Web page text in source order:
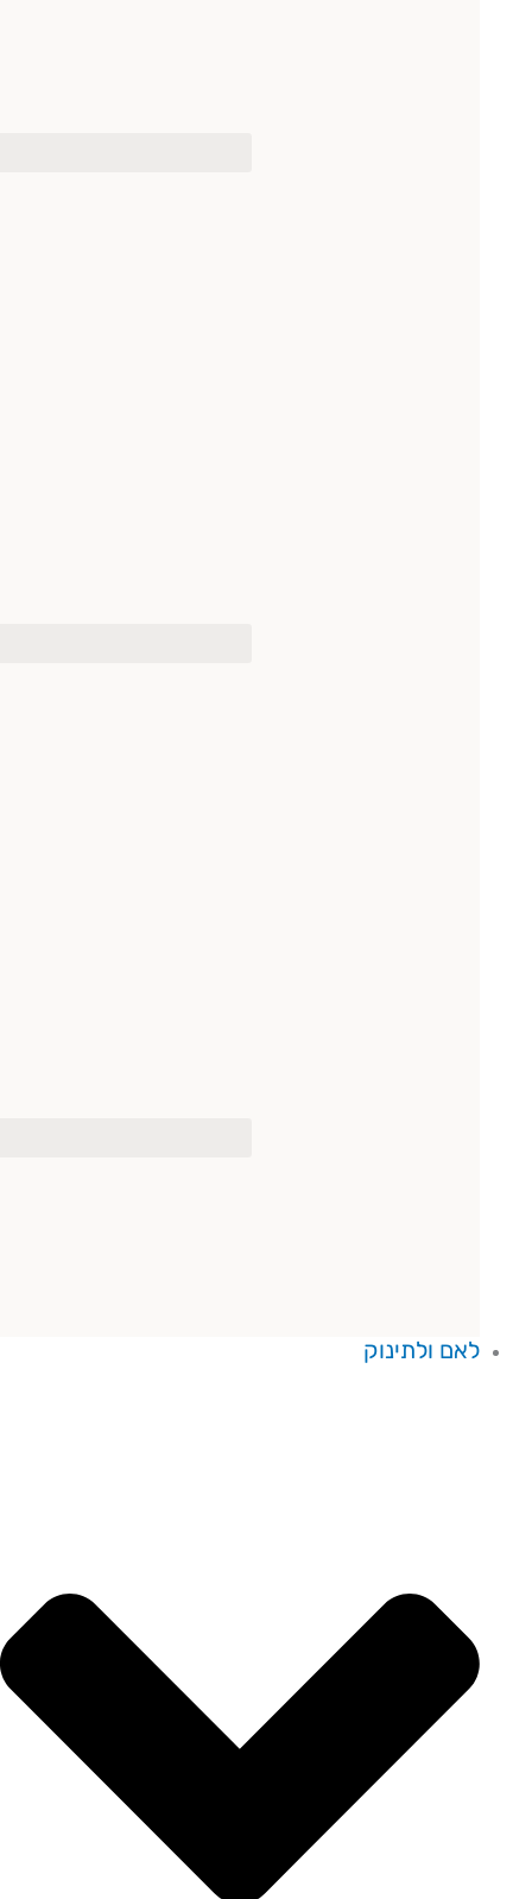
לאם ולתינוק